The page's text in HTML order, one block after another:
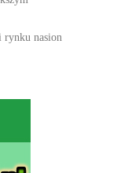
rynku nasion